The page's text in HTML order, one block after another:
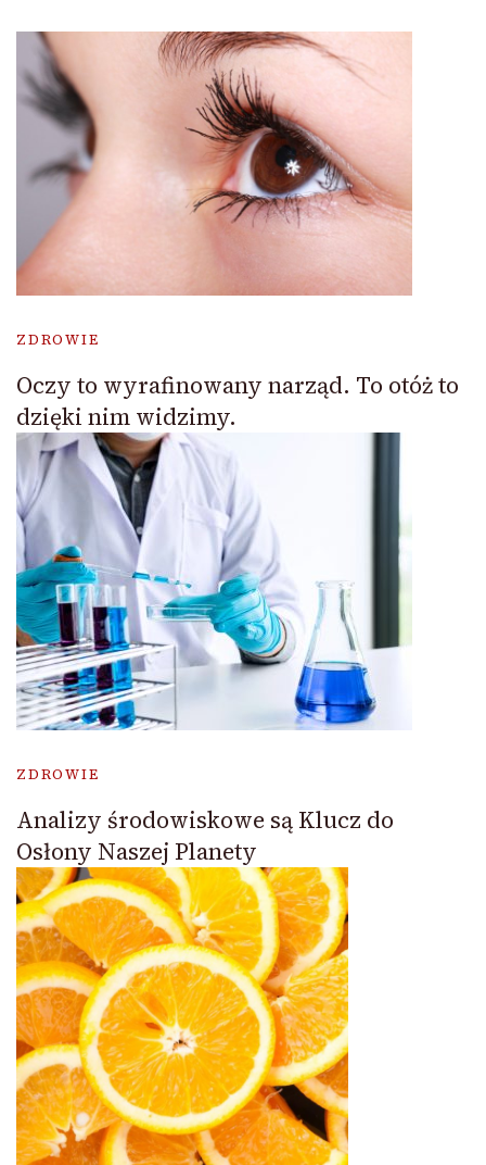
ZDROWIE
Oczy to wyrafinowany narząd. To otóż to
dzięki nim widzimy.
ZDROWIE
Analizy środowiskowe są Klucz do
Osłony Naszej Planety